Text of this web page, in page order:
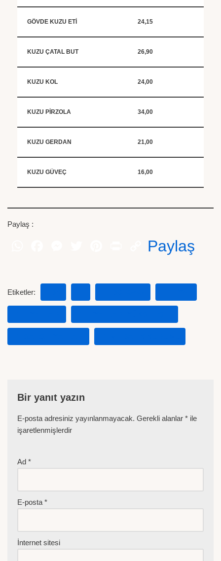
GÖVDE KUZU ETİ 24,15
KUZU ÇATAL BUT 26,90
KUZU KOL 24,00
KUZU PİRZOLA 34,00
KUZU GERDAN 21,00
KUZU GÜVEÇ 16,00
Paylaş :
Paylaş
Etiketler:
Bir yanıt yazın
E-posta adresiniz yayınlanmayacak. Gerekli alanlar * ile
işaretlenmişlerdir
Ad *
E-posta *
İnternet sitesi